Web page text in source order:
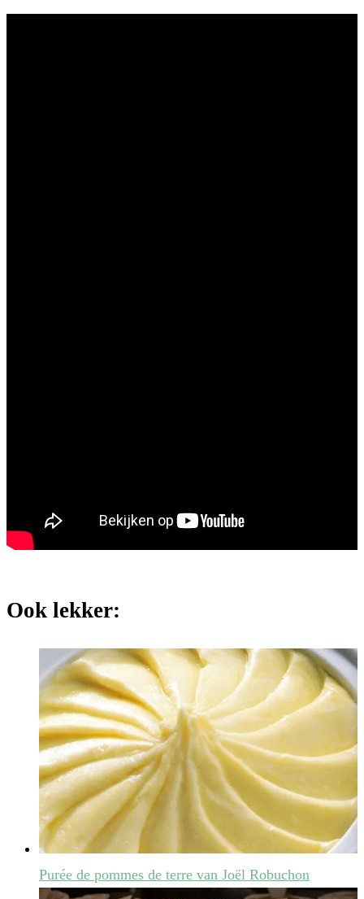
Ook lekker:
Purée de pommes de terre van Joël Robuchon